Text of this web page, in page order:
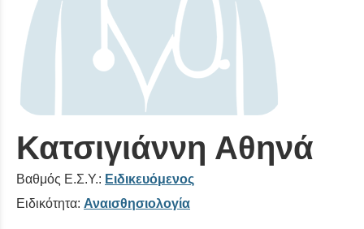
Κατσιγιάννη Αθηνά
Βαθμός Ε.Σ.Υ.: Ειδικευόμενος
Ειδικότητα: Αναισθησιολογία